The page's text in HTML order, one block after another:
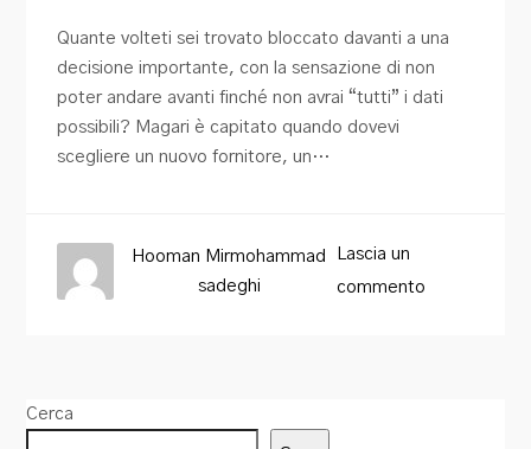
Quante volteti sei trovato bloccato davanti a una
decisione importante, con la sensazione di non
poter andare avanti finché non avrai “tutti” i dati
possibili? Magari è capitato quando dovevi
scegliere un nuovo fornitore, un…
Lascia un
commento
Hooman Mirmohammad
sadeghi
Cerca